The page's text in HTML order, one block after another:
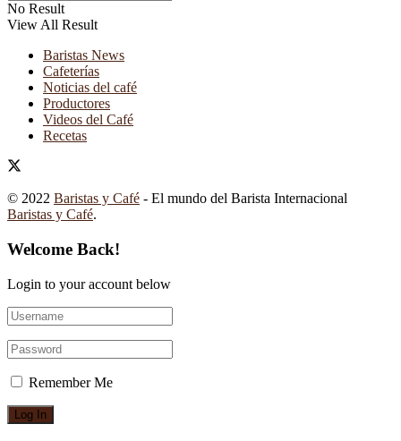
No Result
View All Result
Baristas News
Cafeterías
Noticias del café
Productores
Videos del Café
Recetas
© 2022 Baristas y Café - El mundo del Barista Internacional
Baristas y Café.
Welcome Back!
Login to your account below
Remember Me